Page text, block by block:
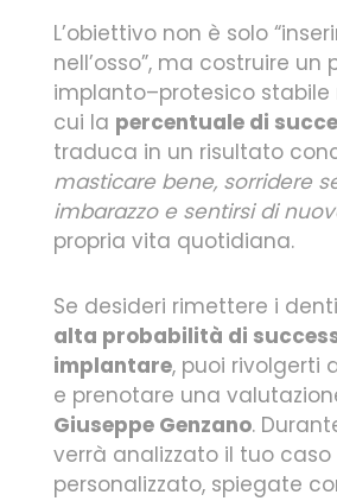
L’obiettivo non è solo
nell’osso”, ma costruire un
implanto–protesico stabile
cui la percentuale di
traduca in un risultato
masticare bene, sorridere
imbarazzo e sentirsi di
propria vita quotidiana.
Se desideri rimettere i
alta probabilità di
implantare, puoi rivolgerti
e prenotare una
Giuseppe Genzano.
verrà analizzato il tuo
personalizzato, spiegate